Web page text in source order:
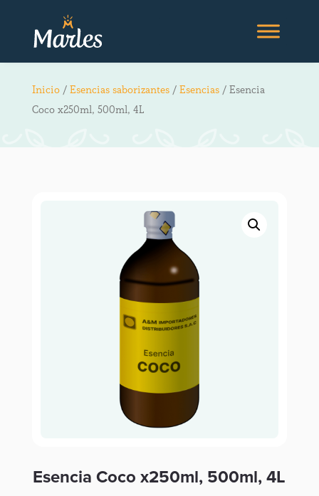
Inicio/ Esencias saborizantes/ Esencias/ Esencia
Coco x250ml, 500ml, 4L
Esencia Coco x250ml, 500ml, 4L